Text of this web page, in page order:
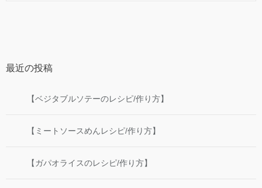
最近の投稿
【ベジタブルソテーのレシピ/作り方】
【ミートソースめんレシピ/作り方】
【ガパオライスのレシピ/作り方】